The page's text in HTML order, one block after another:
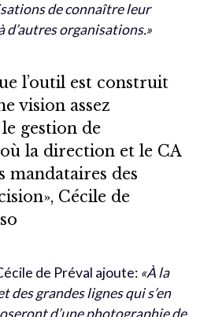
de connaître leur
organisations.»
l’outil est construit
vision assez
gestion de
la direction et le CA
mandataires des
Cécile de
de Préval ajoute: «À la
des grandes lignes qui s’en
d’une photographie de